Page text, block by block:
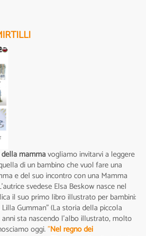
mammavogliamo invitarvi a leggere
di un bambino che vuol fare una
e del suo incontro con una Mamma
svedese Elsa Beskow nasce nel
il suo primo libro illustrato per bambini:
Gumman" (La storia della piccola
sta nascendo l’albo illustrato, molto
oggi."Nel regno dei